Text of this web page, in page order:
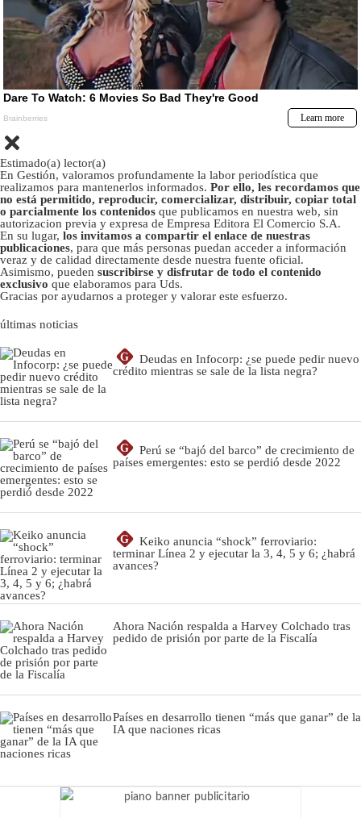
Estimado(a) lector(a)
En Gestión, valoramos profundamente la labor periodística que
realizamos para mantenerlos informados. Por ello, les recordamos que
no está permitido, reproducir, comercializar, distribuir, copiar total
o parcialmente los contenidos que publicamos en nuestra web, sin
autorizacion previa y expresa de Empresa Editora El Comercio S.A.
En su lugar, los invitamos a compartir el enlace de nuestras
publicaciones, para que más personas puedan acceder a información
veraz y de calidad directamente desde nuestra fuente oficial.
Asimismo, pueden suscribirse y disfrutar de todo el contenido
exclusivo que elaboramos para Uds.
Gracias por ayudarnos a proteger y valorar este esfuerzo.
últimas noticias
G
Deudas en Infocorp: ¿se puede pedir nuevo
crédito mientras se sale de la lista negra?
G
Perú se “bajó del barco” de crecimiento de
países emergentes: esto se perdió desde 2022
G
Keiko anuncia “shock” ferroviario:
terminar Línea 2 y ejecutar la 3, 4, 5 y 6; ¿habrá
avances?
Ahora Nación respalda a Harvey Colchado tras
pedido de prisión por parte de la Fiscalía
Países en desarrollo tienen “más que ganar” de la
IA que naciones ricas